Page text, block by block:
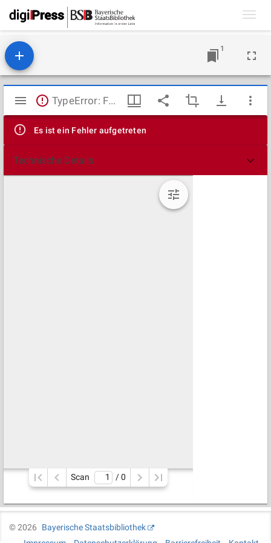
1
Mirador
Viewer
TypeError: Failed to fetch
Es ist ein Fehler aufgetreten
Technische Details
Scan / 0
©2026
Bayerische Staatsbibliothek